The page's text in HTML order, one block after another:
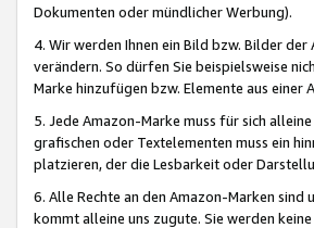
Dokumenten oder mündlicher Werbung).
4. Wir werden Ihnen ein Bild bzw. Bilder
verändern. So dürfen Sie beispielsweise
Marke hinzufügen bzw. Elemente aus einer
5. Jede Amazon-Marke muss für sich
grafischen oder Textelementen muss ein
platzieren, der die Lesbarkeit oder
6. Alle Rechte an den Amazon-Marken
kommt alleine uns zugute. Sie werden